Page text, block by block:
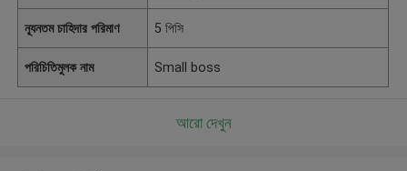
ন্যূনতম চাহিদার পরিমাণ 5 পিসি
পরিচিতিমুলক নাম Small boss
আরো দেখুন